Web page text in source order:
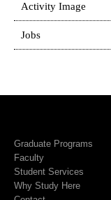
Activity Image
Jobs
Graduate Programs
Faculty
Student Services
Why Study Here